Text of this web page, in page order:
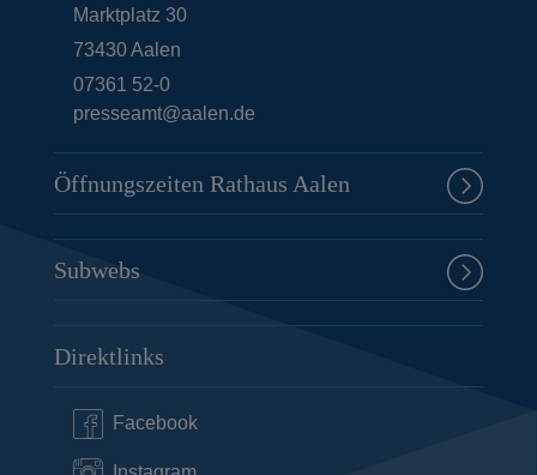
Marktplatz 30
73430Aalen
07361 52-0
presseamt@aalen.de
Öffnungszeiten Rathaus Aalen
Subwebs
Direktlinks
Facebook